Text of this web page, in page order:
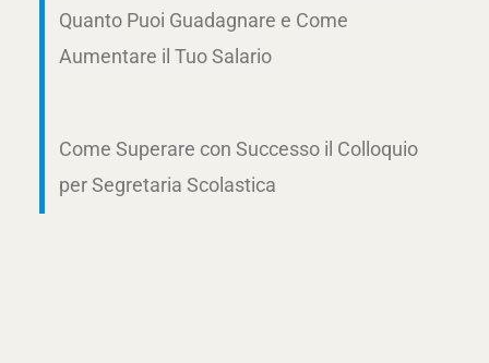
Quanto Puoi Guadagnare e Come
Aumentare il Tuo Salario
Come Superare con Successo il Colloquio
per Segretaria Scolastica